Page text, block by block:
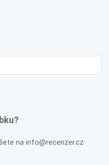
na info@recenzer.cz